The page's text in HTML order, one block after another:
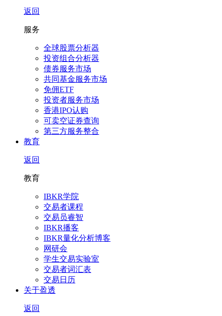
返回
服务
全球股票分析器
投资组合分析器
债券服务市场
共同基金服务市场
免佣ETF
投资者服务市场
香港IPO认购
可卖空证券查询
第三方服务整合
教育
返回
教育
IBKR学院
交易者课程
交易员睿智
IBKR播客
IBKR量化分析博客
网研会
学生交易实验室
交易者词汇表
交易日历
关于盈透
返回